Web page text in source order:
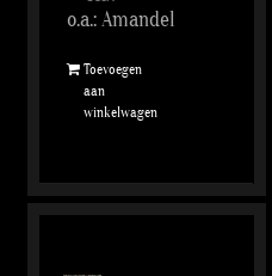
o.a.: Amandel
Toevoegen
aan
winkelwagen